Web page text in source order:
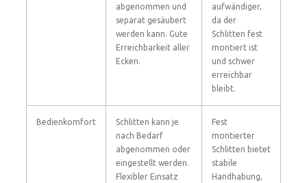
abgenommen und
separat gesäubert
werden kann. Gute
Erreichbarkeit aller
Ecken.
aufwändiger,
da der
Schlitten fest
montiert ist
und schwer
erreichbar
bleibt.
Bedienkomfort
Schlitten kann je
nach Bedarf
abgenommen oder
eingestellt werden.
Flexibler Einsatz
Fest
montierter
Schlitten bietet
stabile
Handhabung,